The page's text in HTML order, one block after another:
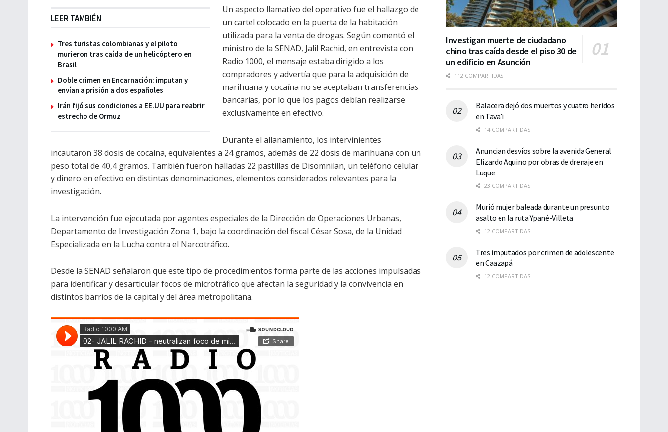
LEER TAMBIÉN
Tres turistas colombianas y el piloto
murieron tras caída de un helicóptero en
Brasil
Doble crimen en Encarnación: imputan y
envían a prisión a dos españoles
Irán fijó sus condiciones a EE.UU para reabrir
estrecho de Ormuz
Un aspecto llamativo del operativo fue el hallazgo de
un cartel colocado en la puerta de la habitación
utilizada para la venta de drogas. Según comentó el
ministro de la SENAD, Jalil Rachid, en entrevista con
Radio 1000, el mensaje estaba dirigido a los
compradores y advertía que para la adquisición de
marihuana y cocaína no se aceptaban transferencias
bancarias, por lo que los pagos debían realizarse
exclusivamente en efectivo.
Durante el allanamiento, los intervinientes
incautaron 38 dosis de cocaína, equivalentes a 24 gramos, además de 22 dosis de marihuana con un
peso total de 40,4 gramos. También fueron halladas 22 pastillas de Disomnilan, un teléfono celular
y dinero en efectivo en distintas denominaciones, elementos considerados relevantes para la
investigación.
La intervención fue ejecutada por agentes especiales de la Dirección de Operaciones Urbanas,
Departamento de Investigación Zona 1, bajo la coordinación del fiscal César Sosa, de la Unidad
Especializada en la Lucha contra el Narcotráfico.
Desde la SENAD señalaron que este tipo de procedimientos forma parte de las acciones impulsadas
para identificar y desarticular focos de microtráfico que afectan la seguridad y la convivencia en
distintos barrios de la capital y del área metropolitana.
Investigan muerte de ciudadano
chino tras caída desde el piso 30 de
un edificio en Asunción
112 COMPARTIDAS
Balacera dejó dos muertos y cuatro heridos
en Tava’i
14 COMPARTIDAS
Anuncian desvíos sobre la avenida General
Elizardo Aquino por obras de drenaje en
Luque
23 COMPARTIDAS
Murió mujer baleada durante un presunto
asalto en la ruta Ypané-Villeta
12 COMPARTIDAS
Tres imputados por crimen de adolescente
en Caazapá
12 COMPARTIDAS